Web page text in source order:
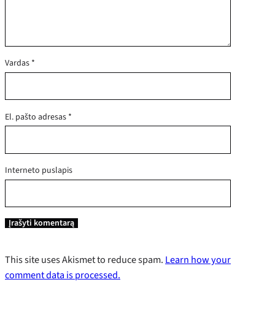
Vardas *
El. pašto adresas *
Interneto puslapis
This site uses Akismet to reduce spam. Learn how your
comment data is processed.